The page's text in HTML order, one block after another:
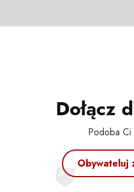
Dołącz
Podoba Ci
Obywateluj